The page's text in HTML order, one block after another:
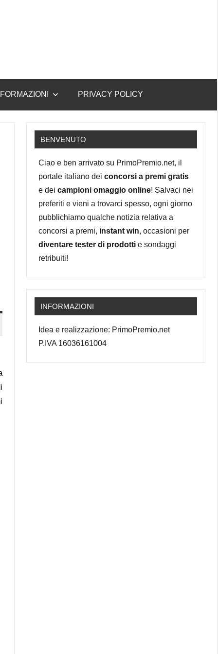
PRIVACY POLICY
BENVENUTO
Ciao e ben arrivato su PrimoPremio.net, il
portale italiano dei concorsi a premi gratis
e dei campioni omaggio online! Salvaci nei
preferiti e vieni a trovarci spesso, ogni giorno
pubblichiamo qualche notizia relativa a
concorsi a premi, instant win, occasioni per
diventare tester di prodotti e sondaggi
retribuiti!
INFORMAZIONI
Idea e realizzazione: PrimoPremio.net
P.IVA 16036161004